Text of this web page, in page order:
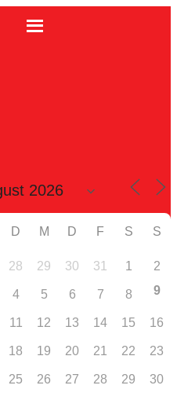
D M D F S S
28 29 30 31 1 2
4 5 6 7 8 9
11 12 13 14 15 16
18 19 20 21 22 23
25 26 27 28 29 30